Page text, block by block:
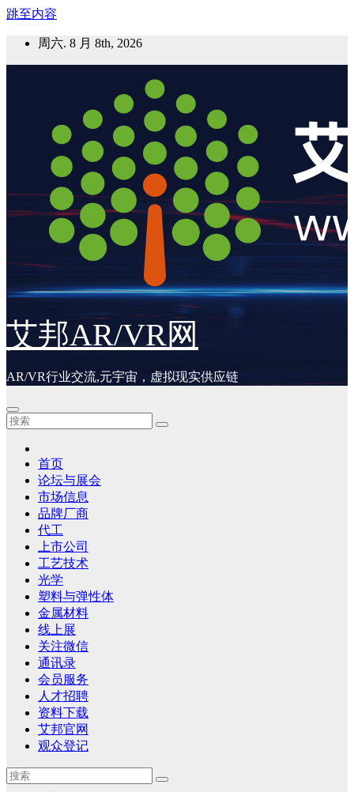
跳至内容
周六. 8 月 8th, 2026
艾邦AR/VR网
AR/VR行业交流,元宇宙，虚拟现实供应链
首页
论坛与展会
市场信息
品牌厂商
代工
上市公司
工艺技术
光学
塑料与弹性体
金属材料
线上展
关注微信
通讯录
会员服务
人才招聘
资料下载
艾邦官网
观众登记